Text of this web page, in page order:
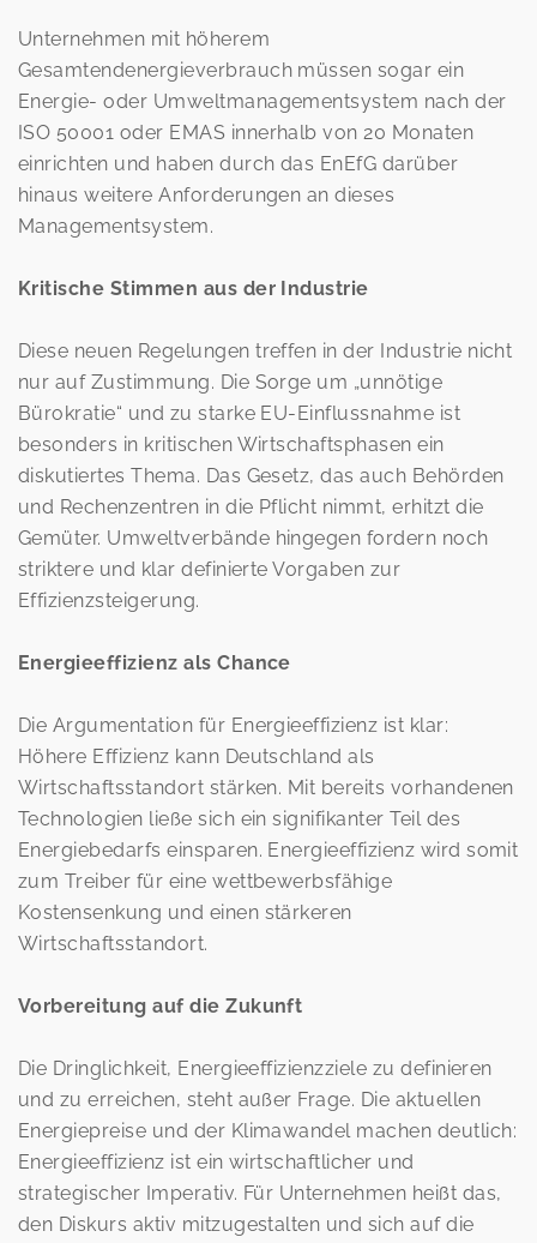
Unternehmen mit höherem
Gesamtendenergieverbrauch müssen sogar ein
Energie- oder Umweltmanagementsystem nach der
ISO 50001 oder EMAS innerhalb von 20 Monaten
einrichten und haben durch das EnEfG darüber
hinaus weitere Anforderungen an dieses
Managementsystem.
Kritische Stimmen aus der Industrie
Diese neuen Regelungen treffen in der Industrie nicht
nur auf Zustimmung. Die Sorge um „unnötige
Bürokratie“ und zu starke EU-Einflussnahme ist
besonders in kritischen Wirtschaftsphasen ein
diskutiertes Thema. Das Gesetz, das auch Behörden
und Rechenzentren in die Pflicht nimmt, erhitzt die
Gemüter. Umweltverbände hingegen fordern noch
striktere und klar definierte Vorgaben zur
Effizienzsteigerung.
Energieeffizienz als Chance
Die Argumentation für Energieeffizienz ist klar:
Höhere Effizienz kann Deutschland als
Wirtschaftsstandort stärken. Mit bereits vorhandenen
Technologien ließe sich ein signifikanter Teil des
Energiebedarfs einsparen. Energieeffizienz wird somit
zum Treiber für eine wettbewerbsfähige
Kostensenkung und einen stärkeren
Wirtschaftsstandort.
Vorbereitung auf die Zukunft
Die Dringlichkeit, Energieeffizienzziele zu definieren
und zu erreichen, steht außer Frage. Die aktuellen
Energiepreise und der Klimawandel machen deutlich:
Energieeffizienz ist ein wirtschaftlicher und
strategischer Imperativ. Für Unternehmen heißt das,
den Diskurs aktiv mitzugestalten und sich auf die